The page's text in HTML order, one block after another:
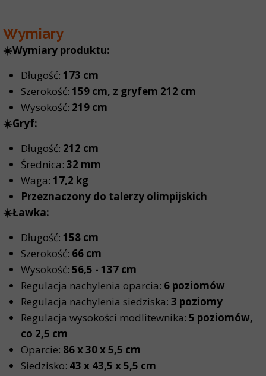
Wymiary
☀️Wymiary produktu:
Długość: 173 cm
Szerokość: 159 cm, z gryfem 212 cm
Wysokość: 219 cm
☀️Gryf:
Długość: 212 cm
Średnica: 32 mm
Waga: 17,2 kg
Przeznaczony do talerzy olimpijskich
☀️Ławka:
Długość: 158 cm
Szerokość: 66 cm
Wysokość: 56,5 - 137 cm
Regulacja nachylenia oparcia: 6 poziomów
Regulacja nachylenia siedziska: 3 poziomy
Regulacja wysokości modlitewnika: 5 poziomów,
co 2,5 cm
Oparcie: 86 x 30 x 5,5 cm
Siedzisko: 43 x 43,5 x 5,5 cm